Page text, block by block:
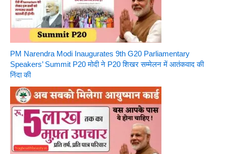
PM Narendra Modi Inaugurates 9th G20 Parliamentary
Speakers’ Summit P20 मोदी ने P20 शिखर सम्मेलन में आतंकवाद की
निंदा की